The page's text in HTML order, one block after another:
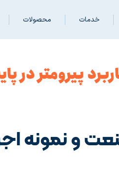
خدمات محصولات
پیرومتر
و نمونه